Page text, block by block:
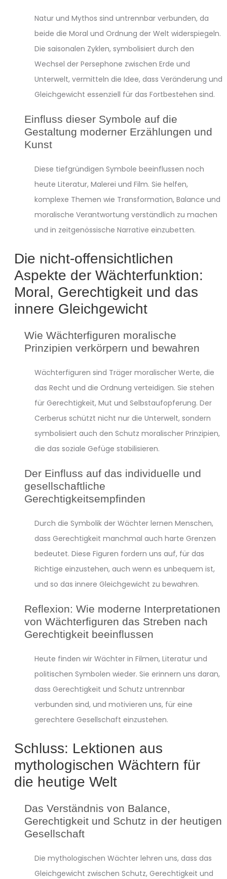
Natur und Mythos sind untrennbar verbunden, da
beide die Moral und Ordnung der Welt widerspiegeln.
Die saisonalen Zyklen, symbolisiert durch den
Wechsel der Persephone zwischen Erde und
Unterwelt, vermitteln die Idee, dass Veränderung und
Gleichgewicht essenziell für das Fortbestehen sind.
Einfluss dieser Symbole auf die
Gestaltung moderner Erzählungen und
Kunst
Diese tiefgründigen Symbole beeinflussen noch
heute Literatur, Malerei und Film. Sie helfen,
komplexe Themen wie Transformation, Balance und
moralische Verantwortung verständlich zu machen
und in zeitgenössische Narrative einzubetten.
Die nicht-offensichtlichen
Aspekte der Wächterfunktion:
Moral, Gerechtigkeit und das
innere Gleichgewicht
Wie Wächterfiguren moralische
Prinzipien verkörpern und bewahren
Wächterfiguren sind Träger moralischer Werte, die
das Recht und die Ordnung verteidigen. Sie stehen
für Gerechtigkeit, Mut und Selbstaufopferung. Der
Cerberus schützt nicht nur die Unterwelt, sondern
symbolisiert auch den Schutz moralischer Prinzipien,
die das soziale Gefüge stabilisieren.
Der Einfluss auf das individuelle und
gesellschaftliche
Gerechtigkeitsempfinden
Durch die Symbolik der Wächter lernen Menschen,
dass Gerechtigkeit manchmal auch harte Grenzen
bedeutet. Diese Figuren fordern uns auf, für das
Richtige einzustehen, auch wenn es unbequem ist,
und so das innere Gleichgewicht zu bewahren.
Reflexion: Wie moderne Interpretationen
von Wächterfiguren das Streben nach
Gerechtigkeit beeinflussen
Heute finden wir Wächter in Filmen, Literatur und
politischen Symbolen wieder. Sie erinnern uns daran,
dass Gerechtigkeit und Schutz untrennbar
verbunden sind, und motivieren uns, für eine
gerechtere Gesellschaft einzustehen.
Schluss: Lektionen aus
mythologischen Wächtern für
die heutige Welt
Das Verständnis von Balance,
Gerechtigkeit und Schutz in der heutigen
Gesellschaft
Die mythologischen Wächter lehren uns, dass das
Gleichgewicht zwischen Schutz, Gerechtigkeit und